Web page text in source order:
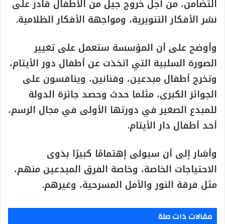
التضامن، من أجل خروج جيل من الأطفال قادر على
نشر الأفكار التنويرية، ومواجهة الأفكار الظلامية.
وأوضح على أن المؤسسة ستعمل على تغيير
الصورة السلبية التي اتخذت عن أطفال دور الأيتام،
وتخرج أطفال مبدعين، وفنانين، وينافسون على
الجوائز الكبرى، مثلما حدث وحصد جائزة الدولة
للمبدع الصغير في دورتها الأولى في مجال الرسم،
أحد أطفال دار الأيتام.
وأشار إلى أن سيولى إهتمامًا كبيرًا بذوى
الاحتياجات الخاصة، وخاصة الفرق المبدعين منهم،
مثل فرقة النور والأمل المسرحية، وغيرهم.
مقالات ذات صلة